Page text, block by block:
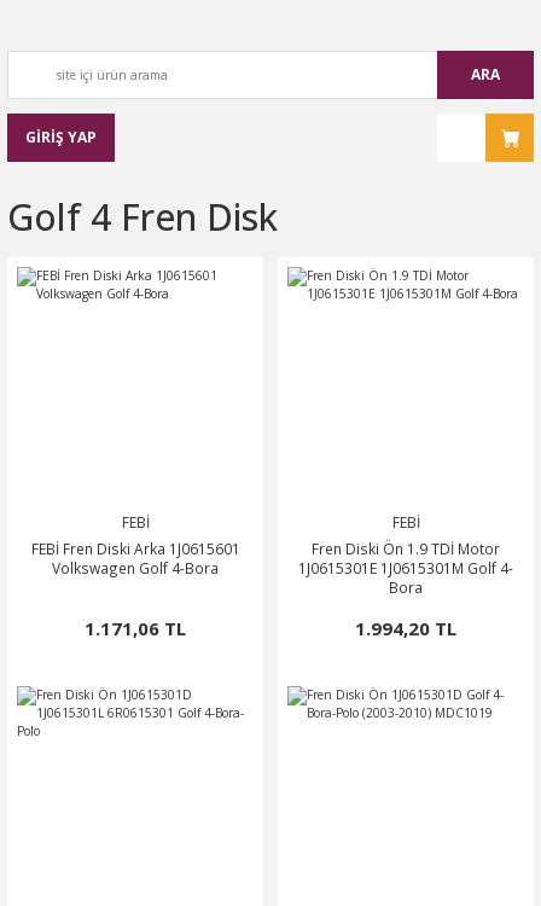
ARA
GİRİŞ YAP
Golf 4 Fren Disk
FEBİ
FEBİ Fren Diski Arka 1J0615601
Volkswagen Golf 4-Bora
1.171,06 TL
FEBİ
Fren Diski Ön 1.9 TDİ Motor
1J0615301E 1J0615301M Golf 4-
Bora
1.994,20 TL